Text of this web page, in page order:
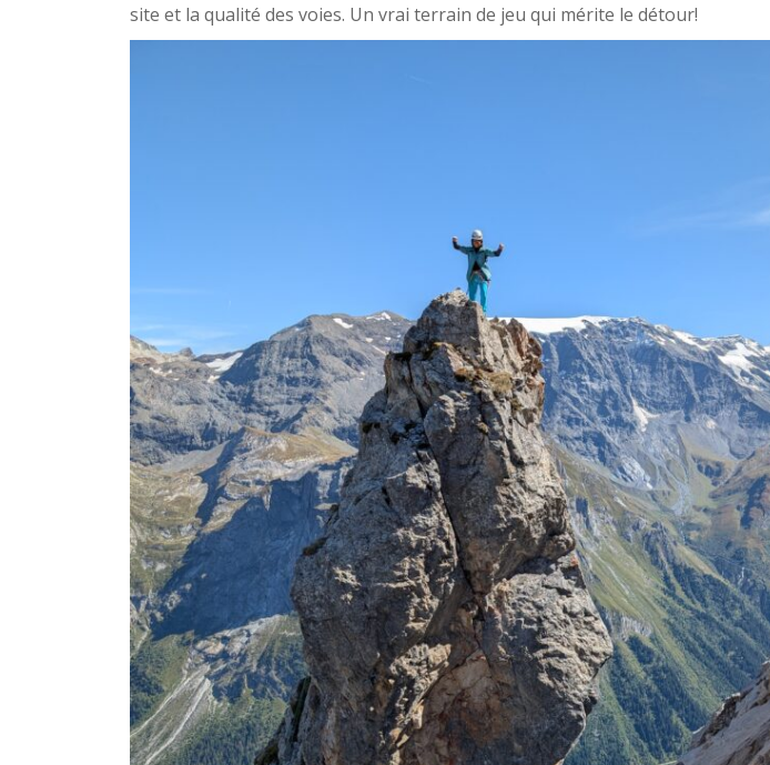
site et la qualité des voies. Un vrai terrain de jeu qui mérite le détour!